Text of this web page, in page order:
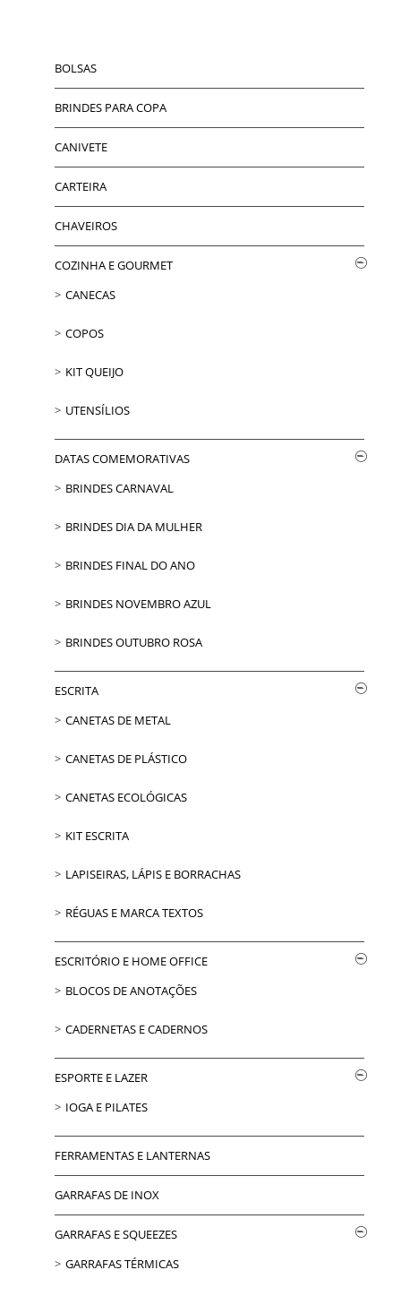
BOLSAS
BRINDES PARA COPA
CANIVETE
CARTEIRA
CHAVEIROS
COZINHA E GOURMET
CANECAS
COPOS
KIT QUEIJO
UTENSÍLIOS
DATAS COMEMORATIVAS
BRINDES CARNAVAL
BRINDES DIA DA MULHER
BRINDES FINAL DO ANO
BRINDES NOVEMBRO AZUL
BRINDES OUTUBRO ROSA
ESCRITA
CANETAS DE METAL
CANETAS DE PLÁSTICO
CANETAS ECOLÓGICAS
KIT ESCRITA
LAPISEIRAS, LÁPIS E BORRACHAS
RÉGUAS E MARCA TEXTOS
ESCRITÓRIO E HOME OFFICE
BLOCOS DE ANOTAÇÕES
CADERNETAS E CADERNOS
ESPORTE E LAZER
IOGA E PILATES
FERRAMENTAS E LANTERNAS
GARRAFAS DE INOX
GARRAFAS E SQUEEZES
GARRAFAS TÉRMICAS